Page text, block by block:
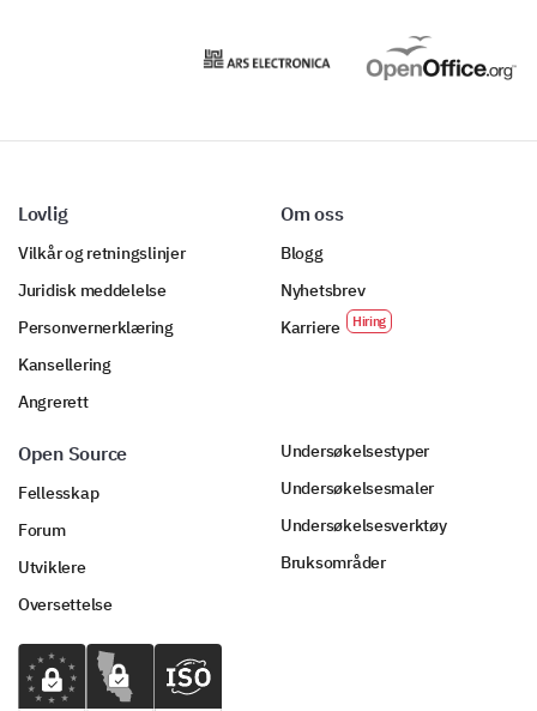
Price
Can you describe an incident where our brand
not to make a purchase?
Lovlig
Vilkår og retningslinjer
Juridisk meddelelse
Personvernerklæring
Kansellering
Angrerett
Om oss
Blogg
Nyhetsbrev
Karriere
Open Source
Fellesskap
Forum
Utviklere
Oversettelse
Undersøkelsestyper
Undersøkelsesmaler
Undersøkelsesverktøy
Bruksområder